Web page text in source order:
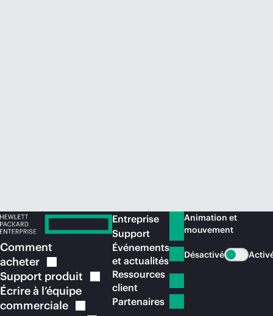
Comment
acheter
Support produit
Écrire à l’équipe
commerciale
Entreprise
Support
Événements
et actualités
Ressources
client
Partenaires
Animation et
mouvement
Désactivé